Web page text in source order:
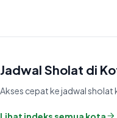
Jadwal Sholat di
Akses cepat ke jadwal sholat